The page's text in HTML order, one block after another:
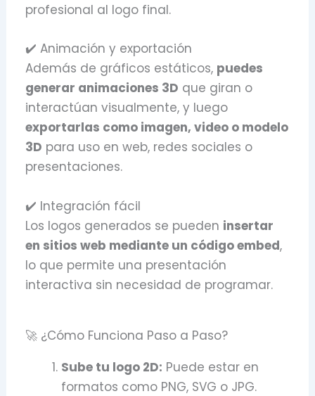
profesional al logo final.
✔️ Animación y exportación
Además de gráficos estáticos, puedes
generar animaciones 3D que giran o
interactúan visualmente, y luego
exportarlas como imagen, video o modelo
3D para uso en web, redes sociales o
presentaciones.
✔️ Integración fácil
Los logos generados se pueden insertar
en sitios web mediante un código embed,
lo que permite una presentación
interactiva sin necesidad de programar.
🚀 ¿Cómo Funciona Paso a Paso?
Sube tu logo 2D: Puede estar en
formatos como PNG, SVG o JPG.